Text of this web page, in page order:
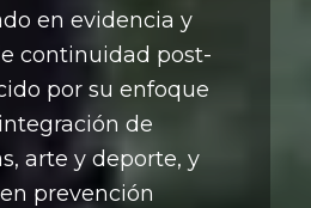
en evidencia y
continuidad post-
por su enfoque
de
arte y deporte, y
prevención